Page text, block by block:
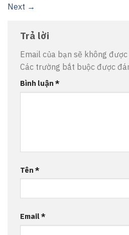
Next →
Trả lời
Email của bạn sẽ không
Các trường bắt buộc được
Bình luận *
Tên *
Email*